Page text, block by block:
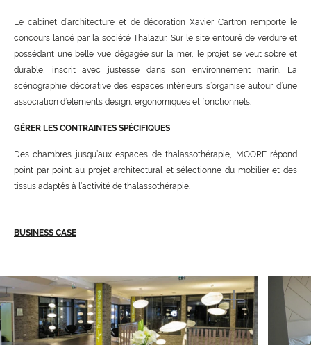
Le cabinet d’architecture et de décoration Xavier Cartron remporte le
concours lancé par la société Thalazur. Sur le site entouré de verdure et
possédant une belle vue dégagée sur la mer, le projet se veut sobre et
durable, inscrit avec justesse dans son environnement marin. La
scénographie décorative des espaces intérieurs s’organise autour d’une
association d’éléments design, ergonomiques et fonctionnels.
GÉRER LES CONTRAINTES SPÉCIFIQUES
Des chambres jusqu’aux espaces de thalassothérapie, MOORE répond
point par point au projet architectural et sélectionne du mobilier et des
tissus adaptés à l’activité de thalassothérapie.
BUSINESS CASE